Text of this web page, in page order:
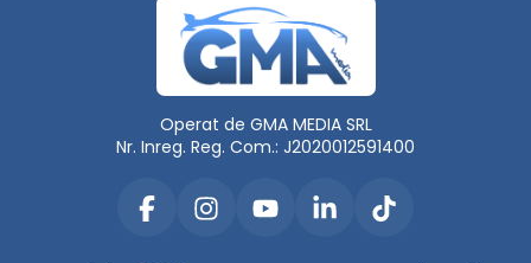
Operat de GMA MEDIA SRL
Nr. Inreg. Reg. Com.: J2020012591400